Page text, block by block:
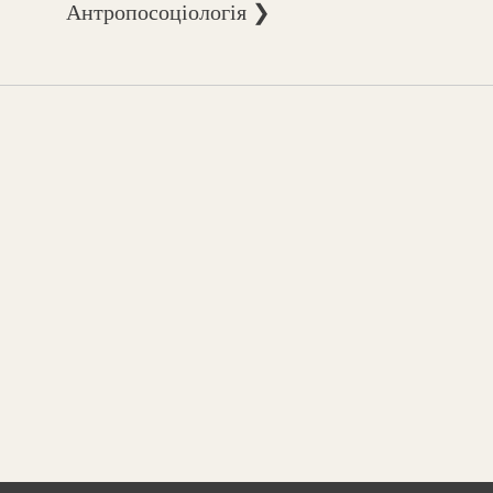
Антропосоціологія ❯